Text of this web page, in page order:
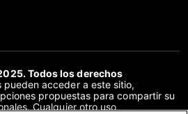
Todos los derechos
pueden acceder a este sitio,
propuestas para compartir su
Cualquier otro uso,